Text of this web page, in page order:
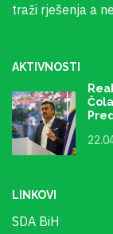
traži rješenja a
AKTIVNOSTI
LINKOVI
SDA BiH